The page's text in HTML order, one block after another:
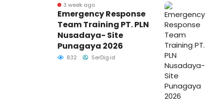
3 week ago
Emergency Response
Team Training PT. PLN
Nusadaya- Site
Punagaya 2026
832 SerDig.id